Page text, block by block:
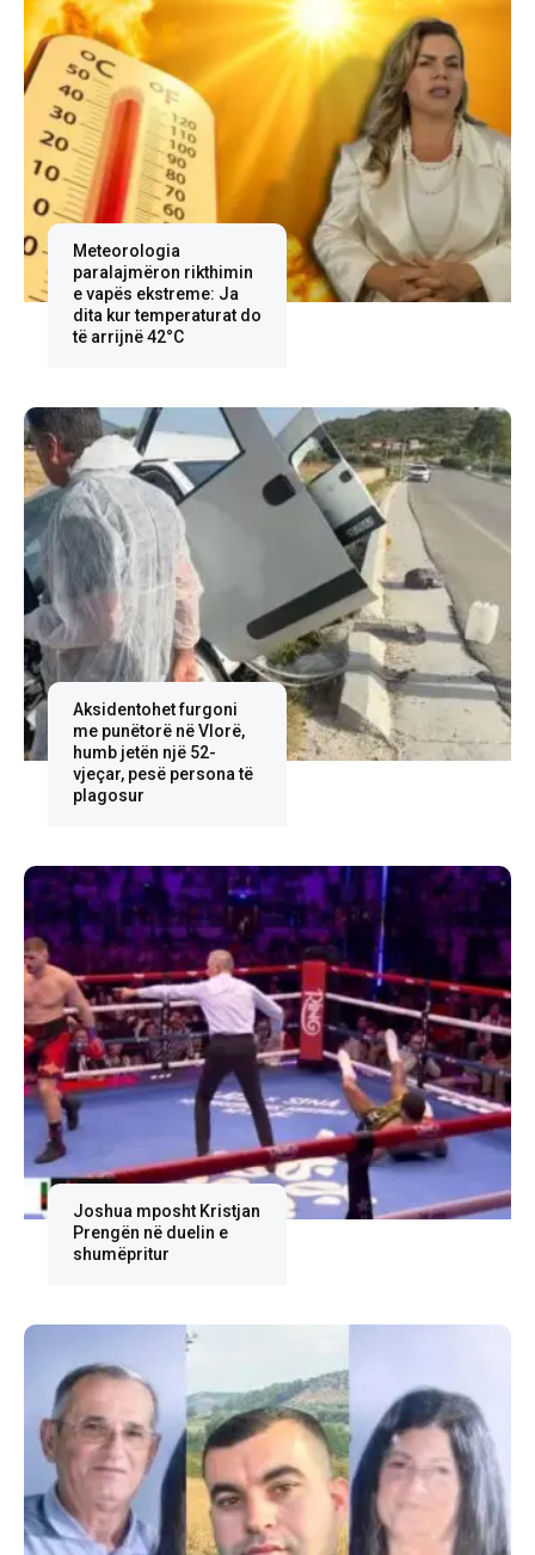
Meteorologia
paralajmëron rikthimin
e vapës ekstreme: Ja
dita kur temperaturat do
të arrijnë 42°C
Aksidentohet furgoni
me punëtorë në Vlorë,
humb jetën një 52-
vjeçar, pesë persona të
plagosur
Joshua mposht Kristjan
Prengën në duelin e
shumëpritur